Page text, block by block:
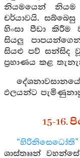
නියමයෙන්
චර්යාවයි. සබ්බෙසු
හිංසා පීඩා කිරීම
සියලු
සියළු පව් සන්සිද වූ
ප්‍රහාණය කළ
ඵලයන්ට
15-
ශාස්තෲන්